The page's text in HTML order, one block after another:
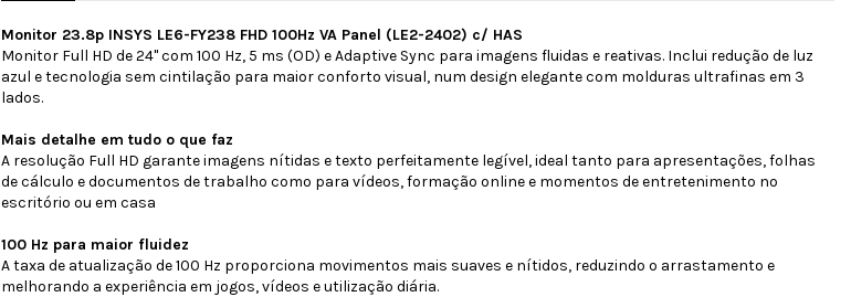
Monitor 23.8p INSYS LE6-FY238 FHD 100Hz VA Panel (LE2-2402) c/ HAS
Monitor Full HD de 24" com 100 Hz, 5 ms (OD) e Adaptive Sync para imagens fluidas e reativas. Inclui redução de luz
azul e tecnologia sem cintilação para maior conforto visual, num design elegante com molduras ultrafinas em 3
lados.
Mais detalhe em tudo o que faz
A resolução Full HD garante imagens nítidas e texto perfeitamente legível, ideal tanto para apresentações, folhas
de cálculo e documentos de trabalho como para vídeos, formação online e momentos de entretenimento no
escritório ou em casa
100 Hz para maior fluidez
A taxa de atualização de 100 Hz proporciona movimentos mais suaves e nítidos, reduzindo o arrastamento e
melhorando a experiência em jogos, vídeos e utilização diária.